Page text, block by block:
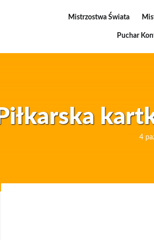
Mistrzostwa Świata
Puchar
Piłkarska
4